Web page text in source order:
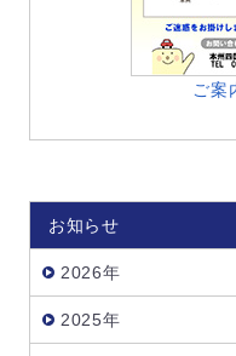
ご案
お知らせ
2026年
2025年